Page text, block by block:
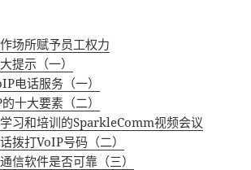
场所赋予员工权力
提示（一）
电话服务（一）
十大要素（二）
习和培训的SparkleComm视频会议
拨打VoIP号码（二）
信软件是否可靠（三）